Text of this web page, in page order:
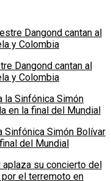
Dangond cantan al
y Colombia
Sinfónica Simón Bolívar
del Mundial